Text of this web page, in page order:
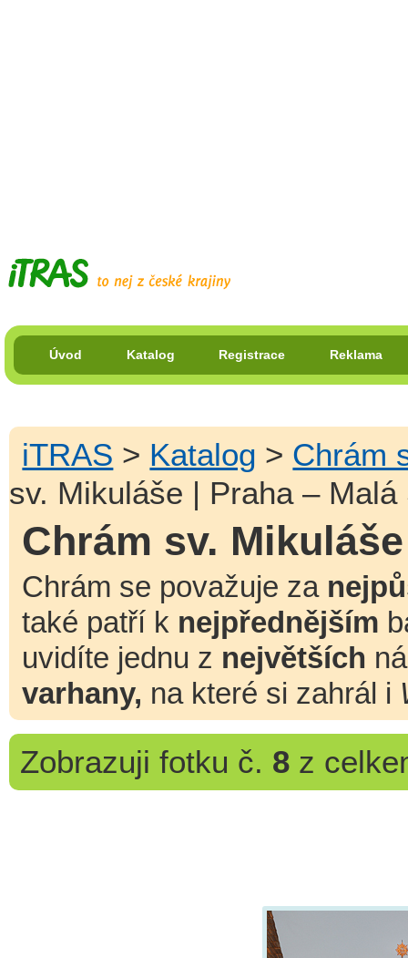
Úvod Katalog Registrace Reklama
iTRAS > Katalog > Chrám
sv. Mikuláše | Praha – Malá
Chrám sv.
Chrám se považuje za
také patří k nejpřednějším
uvidíte jednu z největších
varhany, na které si zahrál i
Zobrazuji fotku č. 8z